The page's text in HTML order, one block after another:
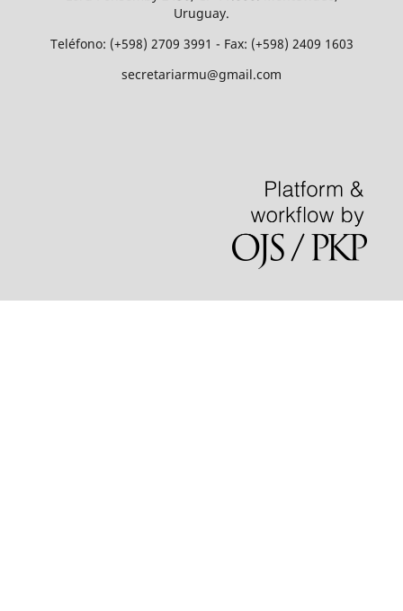
Uruguay.
Teléfono: (+598) 2709 3991 - Fax: (+598) 2409 1603
secretariarmu@gmail.com